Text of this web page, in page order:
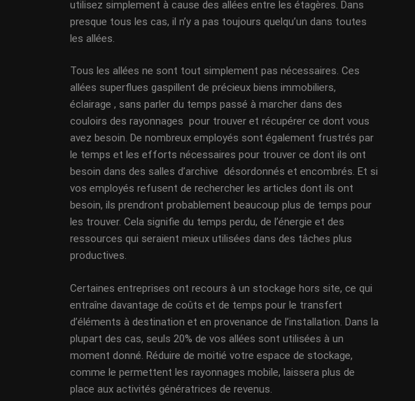
utilisez simplement à cause des allées entre les étagères. Dans
presque tous les cas, il n’y a pas toujours quelqu’un dans toutes
les allées.
Tous les allées ne sont tout simplement pas nécessaires. Ces
allées superflues gaspillent de précieux biens immobiliers,
éclairage , sans parler du temps passé à marcher dans des
couloirs des rayonnages pour trouver et récupérer ce dont vous
avez besoin. De nombreux employés sont également frustrés par
le temps et les efforts nécessaires pour trouver ce dont ils ont
besoin dans des salles d’archive désordonnés et encombrés. Et si
vos employés refusent de rechercher les articles dont ils ont
besoin, ils prendront probablement beaucoup plus de temps pour
les trouver. Cela signifie du temps perdu, de l’énergie et des
ressources qui seraient mieux utilisées dans des tâches plus
productives.
Certaines entreprises ont recours à un stockage hors site, ce qui
entraîne davantage de coûts et de temps pour le transfert
d’éléments à destination et en provenance de l’installation. Dans la
plupart des cas, seuls 20% de vos allées sont utilisées à un
moment donné. Réduire de moitié votre espace de stockage,
comme le permettent les rayonnages mobile, laissera plus de
place aux activités génératrices de revenus.